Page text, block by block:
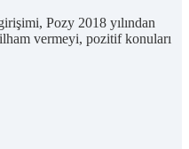
Pozy 2018 yılından
vermeyi, pozitif konuları